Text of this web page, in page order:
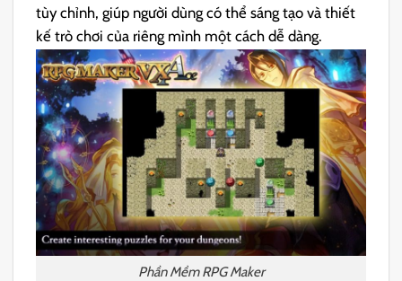
tùy chỉnh, giúp người dùng có thể sáng tạo và thiết
kế trò chơi của riêng mình một cách dễ dàng.
Phần Mềm RPG Maker